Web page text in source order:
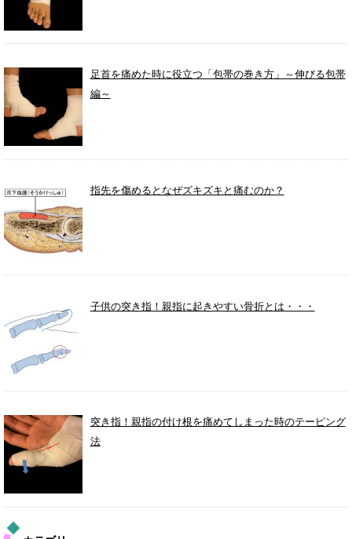
足首を痛めた時に役立つ「包帯の巻き方」～伸びる包帯
編～
指先を傷めるとなぜズキズキと痛むのか？
子供の突き指！親指に起きやすい骨折とは・・・
突き指！親指の付け根を痛めてしまった時のテーピング
法